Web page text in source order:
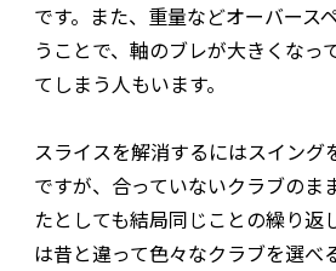
です。また、重量などオーバース
うことで、軸のブレが大きくなっ
てしまう人もいます。
スライスを解消するにはスイング
ですが、合っていないクラブのま
たとしても結局同じことの繰り返
は昔と違って色々なクラブを選べ